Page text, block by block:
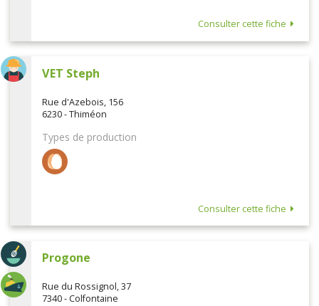
Consulter cette fiche
VET Steph
Rue d'Azebois, 156
6230 - Thiméon
Types de production
Consulter cette fiche
Progone
Rue du Rossignol, 37
7340 - Colfontaine